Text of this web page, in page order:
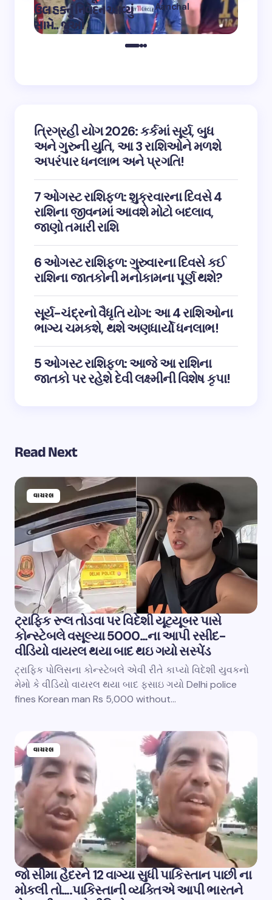
ઉલ હકનું નિવેદન આવ્યું
સામે.. જુઓ
Aanchal
on 12:32 pm May 4,
2023
ત્રિગ્રહી યોગ 2026: કર્કમાં સૂર્ય, બુધ
અને ગુરુની યુતિ, આ 3 રાશિઓને મળશે
અપરંપાર ધનલાભ અને પ્રગતિ!
7 ઓગસ્ટ રાશિફળ: શુક્રવારના દિવસે 4
રાશિના જીવનમાં આવશે મોટો બદલાવ,
જાણો તમારી રાશિ
6 ઓગસ્ટ રાશિફળ: ગુરુવારના દિવસે કઈ
રાશિના જાતકોની મનોકામના પૂર્ણ થશે?
સૂર્ય-ચંદ્રનો વૈધૃતિ યોગ: આ 4 રાશિઓના
ભાગ્ય ચમકશે, થશે અણધાર્યો ધનલાભ!
5 ઓગસ્ટ રાશિફળ: આજે આ રાશિના
જાતકો પર રહેશે દેવી લક્ષ્મીની વિશેષ કૃપા!
Read Next
વાયરલ
ટ્રાફિક રૂલ તોડવા પર વિદેશી યૂટયૂબર પાસે
કોન્સ્ટેબલે વસૂલ્યા 5000…ના આપી રસીદ-
વીડિયો વાયરલ થયા બાદ થઇ ગયો સસ્પેંડ
ટ્રાફિક પોલિસના કોન્સ્ટેબલે એવી રીતે કાપ્યો વિદેશી યુવકનો
મેમો કે વીડિયો વાયરલ થયા બાદ ફસાઇ ગયો Delhi police
fines Korean man Rs 5,000 without…
વાયરલ
જો સીમા હૈદરને 12 વાગ્યા સુધી પાકિસ્તાન પાછી ના
મોકલી તો….પાકિસ્તાની વ્યક્તિએ આપી ભારતને